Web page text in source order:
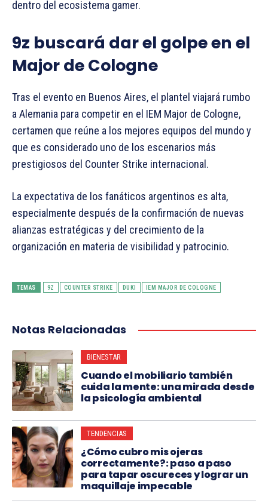
dentro del ecosistema gamer.
9z buscará dar el golpe en el
Major de Cologne
Tras el evento en Buenos Aires, el plantel viajará rumbo
a Alemania para competir en el IEM Major de Cologne,
certamen que reúne a los mejores equipos del mundo y
que es considerado uno de los escenarios más
prestigiosos del Counter Strike internacional.
La expectativa de los fanáticos argentinos es alta,
especialmente después de la confirmación de nuevas
alianzas estratégicas y del crecimiento de la
organización en materia de visibilidad y patrocinio.
TEMAS 9Z COUNTER STRIKE DUKI IEM MAJOR DE COLOGNE
Notas Relacionadas
BIENESTAR
Cuando el mobiliario también
cuida la mente: una mirada desde
la psicología ambiental
TENDENCIAS
¿Cómo cubro mis ojeras
correctamente?: paso a paso
para tapar oscureces y lograr un
maquillaje impecable